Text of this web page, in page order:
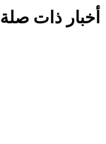
أخبار ذات صلة